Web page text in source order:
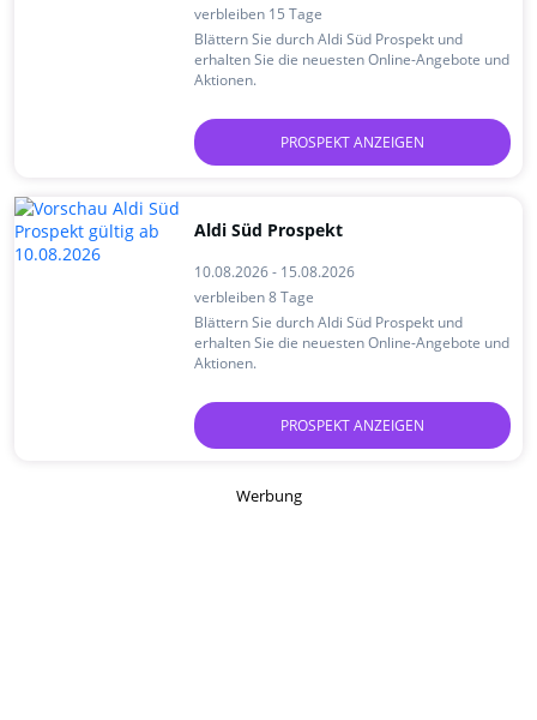
verbleiben 15 Tage
Blättern Sie durch Aldi Süd Prospekt und
erhalten Sie die neuesten Online-Angebote und
Aktionen.
PROSPEKT ANZEIGEN
Aldi Süd Prospekt
10.08.2026 - 15.08.2026
verbleiben 8 Tage
Blättern Sie durch Aldi Süd Prospekt und
erhalten Sie die neuesten Online-Angebote und
Aktionen.
PROSPEKT ANZEIGEN
Werbung